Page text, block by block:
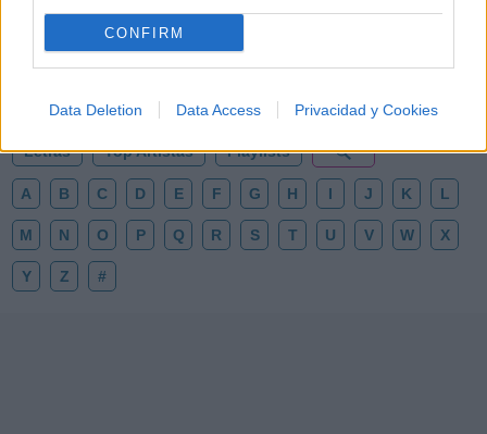
CONFIRM
Data Deletion Data Access Privacidad y Cookies
psicodelia, space rock y atmósferas cósmicas para
tus noches de astronomía. 🪐🎸 Desconecta, mira
al firmamento y siente la gravedad cero. 💾 ¡Guarda
esta colección para tu próxima noche estrellada!
Letras Top Artistas Playlists
A B C D E F G H I J K L
M N O P Q R S T U V W X
Y Z #